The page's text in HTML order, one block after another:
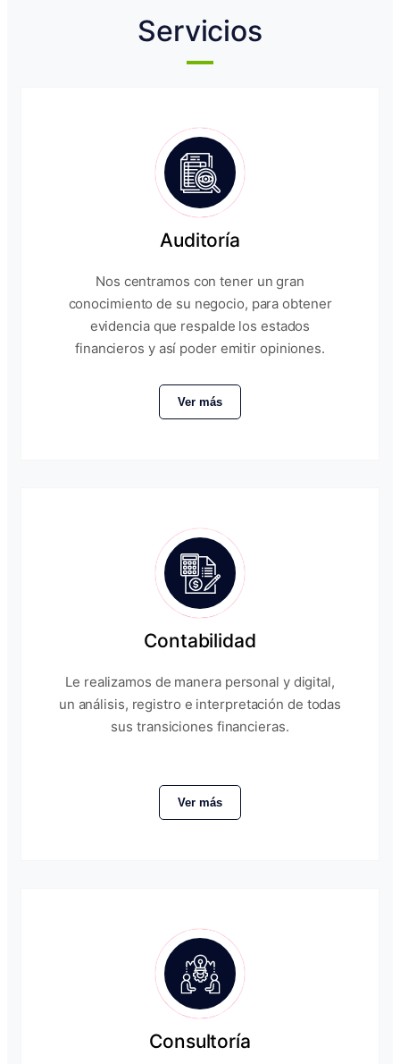
Servicios
Auditoría
Nos centramos con tener un gran
conocimiento de su negocio, para obtener
evidencia que respalde los estados
financieros y así poder emitir opiniones.
Ver más
Contabilidad
Le realizamos de manera personal y digital,
un análisis, registro e interpretación de todas
sus transiciones financieras.
Ver más
Consultoría